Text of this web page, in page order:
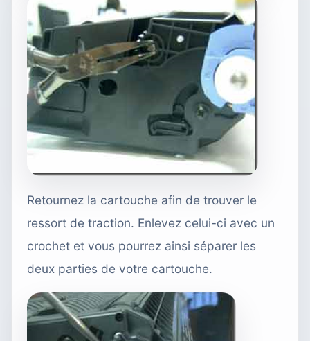
Retournez la cartouche afin de trouver le
ressort de traction. Enlevez celui-ci avec un
crochet et vous pourrez ainsi séparer les
deux parties de votre cartouche.